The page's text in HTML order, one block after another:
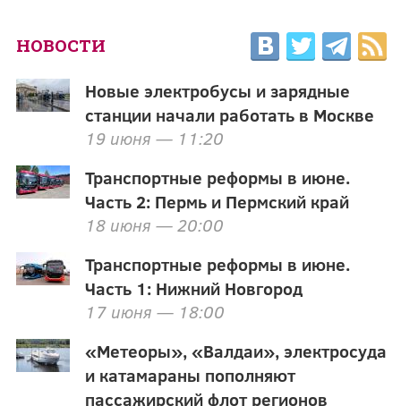
НОВОСТИ
Новые электробусы и зарядные
станции начали работать в Москве
19 июня — 11:20
Транспортные реформы в июне.
Часть 2: Пермь и Пермский край
18 июня — 20:00
Транспортные реформы в июне.
Часть 1: Нижний Новгород
17 июня — 18:00
«Метеоры», «Валдаи», электросуда
и катамараны пополняют
пассажирский флот регионов